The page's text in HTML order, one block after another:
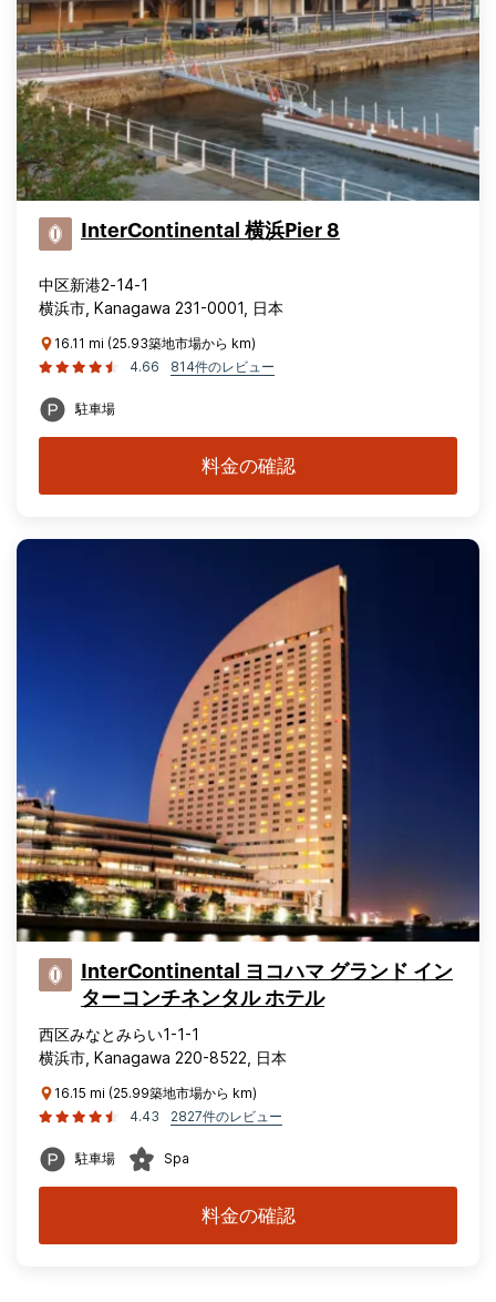
InterContinental 横浜Pier 8
中区新港2‐14‐1
横浜市, Kanagawa 231-0001, 日本
16.11 mi (25.93築地市場から km)
4.66
814件のレビュー
駐車場
料金の確認
InterContinental ヨコハマ グランド イン
ターコンチネンタル ホテル
西区みなとみらい1-1-1
横浜市, Kanagawa 220-8522, 日本
16.15 mi (25.99築地市場から km)
4.43
2827件のレビュー
駐車場 Spa
料金の確認